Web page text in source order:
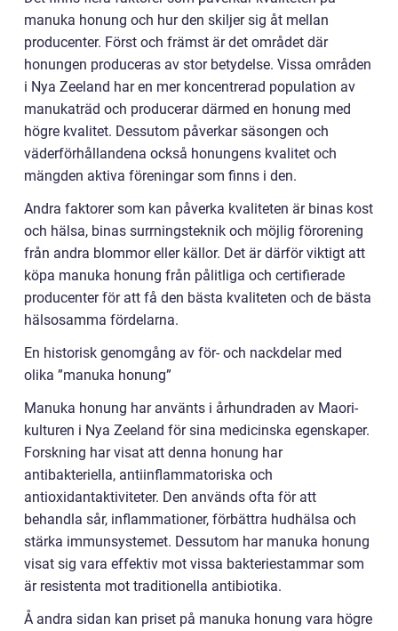
manuka honung och hur den skiljer sig åt mellan
producenter. Först och främst är det området där
honungen produceras av stor betydelse. Vissa områden
i Nya Zeeland har en mer koncentrerad population av
manukaträd och producerar därmed en honung med
högre kvalitet. Dessutom påverkar säsongen och
väderförhållandena också honungens kvalitet och
mängden aktiva föreningar som finns i den.
Andra faktorer som kan påverka kvaliteten är binas kost
och hälsa, binas surrningsteknik och möjlig förorening
från andra blommor eller källor. Det är därför viktigt att
köpa manuka honung från pålitliga och certifierade
producenter för att få den bästa kvaliteten och de bästa
hälsosamma fördelarna.
En historisk genomgång av för- och nackdelar med
olika ”manuka honung”
Manuka honung har använts i århundraden av Maori-
kulturen i Nya Zeeland för sina medicinska egenskaper.
Forskning har visat att denna honung har
antibakteriella, antiinflammatoriska och
antioxidantaktiviteter. Den används ofta för att
behandla sår, inflammationer, förbättra hudhälsa och
stärka immunsystemet. Dessutom har manuka honung
visat sig vara effektiv mot vissa bakteriestammar som
är resistenta mot traditionella antibiotika.
Å andra sidan kan priset på manuka honung vara högre